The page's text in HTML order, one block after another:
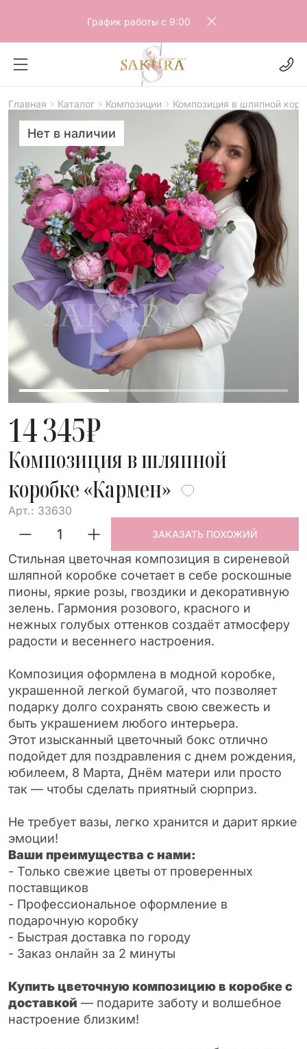
График работы с 9:00
Главная Каталог Композиции Композиция в шляпной
Нет в наличии
14 345₽
Композиция в шляпной
коробке «Кармен»
Арт.: 33630
ЗАКАЗАТЬ ПОХОЖИЙ
Стильная цветочная композиция в сиреневой
шляпной коробке сочетает в себе роскошные
пионы, яркие розы, гвоздики и декоративную
зелень. Гармония розового, красного и
нежных голубых оттенков создаёт атмосферу
радости и весеннего настроения.
Композиция оформлена в модной коробке,
украшенной легкой бумагой, что позволяет
подарку долго сохранять свою свежесть и
быть украшением любого интерьера.
Этот изысканный цветочный бокс отлично
подойдет для поздравления с днем рождения,
юбилеем, 8 Марта, Днём матери или просто
так — чтобы сделать приятный сюрприз.
Не требует вазы, легко хранится и дарит яркие
эмоции!
Ваши преимущества с нами:
- Только свежие цветы от проверенных
поставщиков
- Профессиональное оформление в
подарочную коробку
- Быстрая доставка по городу
- Заказ онлайн за 2 минуты
Купить цветочную композицию в коробке с
доставкой — подарите заботу и волшебное
настроение близким!